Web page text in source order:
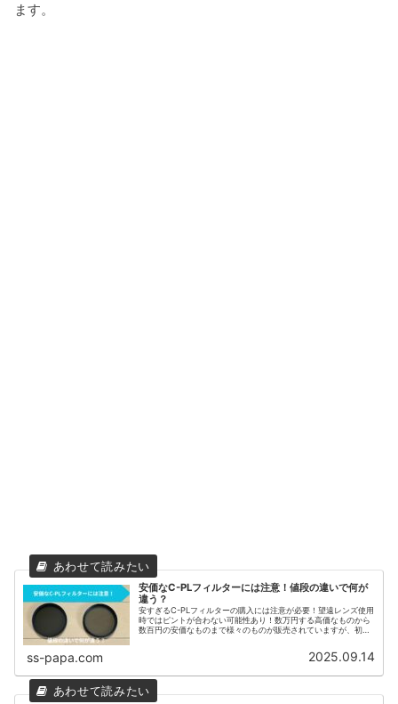
ます。
安価なC-PLフィルターには注意！値段の違いで何が
違う？
安すぎるC-PLフィルターの購入には注意が必要！望遠レンズ使用
時ではピントが合わない可能性あり！数万円する高価なものから
数百円の安価なものまで様々のものが販売されていますが、初め
ss-papa.com 2025.09.14